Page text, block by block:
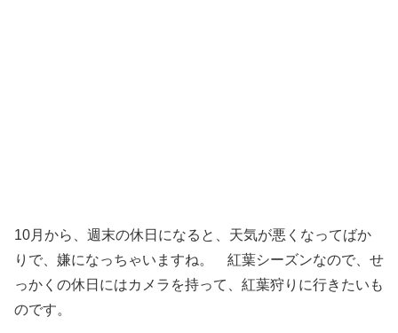
10月から、週末の休日になると、天気が悪くなってばか
りで、嫌になっちゃいますね。 紅葉シーズンなので、せ
っかくの休日にはカメラを持って、紅葉狩りに行きたいも
のです。